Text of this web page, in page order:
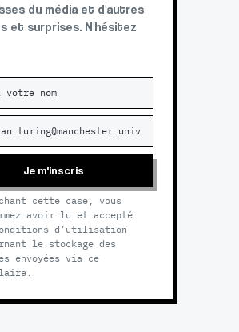
du média et d'autres
et surprises. N'hésitez
Je m'inscris
cette case, vous
avoir lu et accepté
d’utilisation
le stockage des
envoyées via ce